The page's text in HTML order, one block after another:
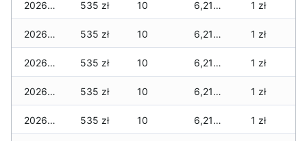
2026-06-09 535 zł 10 6,210 zł 1 zł
2026-06-07 535 zł 10 6,210 zł 1 zł
2026-06-06 535 zł 10 6,210 zł 1 zł
2026-06-05 535 zł 10 6,210 zł 1 zł
2026-06-04 535 zł 10 6,210 zł 1 zł